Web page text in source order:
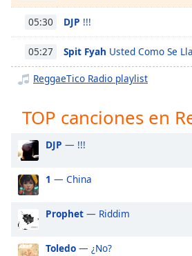
descriptions
off ,
selected
Subtitles
subtitles
settings,
opens
subtitles
settings
dialog
off
05:30 DJP !!!
05:27 Spit Fyah Usted Como Se
ReggaeTico Radio playlist
TOP canciones en
DJP — !!!
1 — China
Prophet — Riddim
Toledo — ¿No?